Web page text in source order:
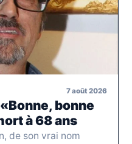
7 août 2026
bonne
à 68 ans
de son vrai nom